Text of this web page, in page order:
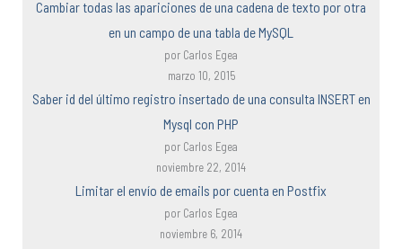
Cambiar todas las apariciones de una cadena de texto por otra
en un campo de una tabla de MySQL
por Carlos Egea
marzo 10, 2015
Saber id del último registro insertado de una consulta INSERT en
Mysql con PHP
por Carlos Egea
noviembre 22, 2014
Limitar el envío de emails por cuenta en Postfix
por Carlos Egea
noviembre 6, 2014